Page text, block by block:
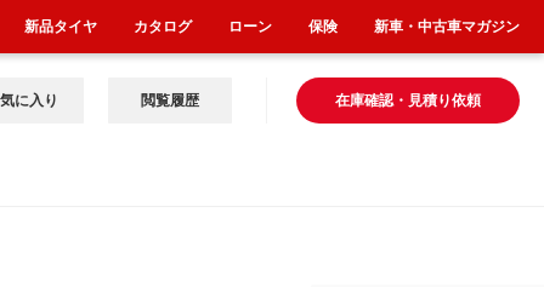
在庫確認・見積り依頼
に入り 閲覧履歴
新品タイヤ カタログ ローン 保険 新車・中古車マガジン